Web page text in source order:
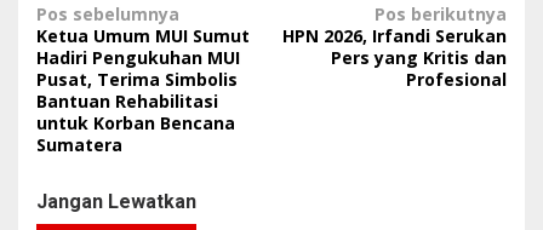
N
a
v
i
g
a
Pos sebelumnya
Ketua Umum MUI Sumut
Hadiri Pengukuhan MUI
Pusat, Terima Simbolis
Bantuan Rehabilitasi
untuk Korban Bencana
Sumatera
Pos berikutnya
HPN 2026, Irfandi Serukan
Pers yang Kritis dan
Profesional
Jangan Lewatkan